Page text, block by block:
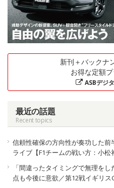
新刊＋バックナ
お得な定額
ASBデジ
最近の話題
Recent topics
信頼性確保の方向性が奏功した前
ライブ【F1チームの戦い方：小松
「間違ったタイミングで無理を
点も今後に意欲／第12戦イギリス